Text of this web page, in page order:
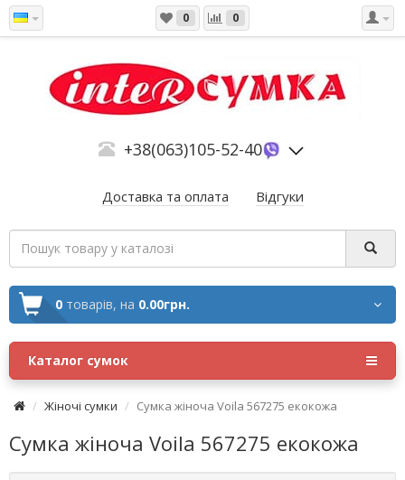
0 0
+38(063)105-52-40
Доставка та оплата Відгуки
0 товарів, на 0.00грн.
Каталог сумок
Жіночі сумки Сумка жіноча Voila 567275 екокожа
Сумка жіноча Voila 567275 екокожа